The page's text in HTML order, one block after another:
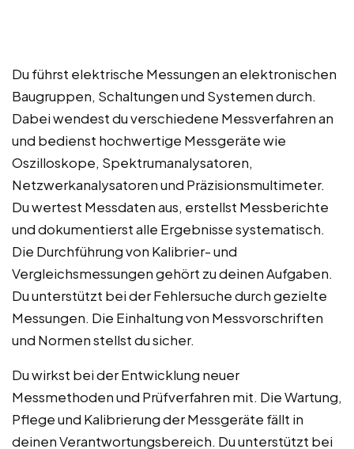
Du führst elektrische Messungen an elektronischen
Baugruppen, Schaltungen und Systemen durch.
Dabei wendest du verschiedene Messverfahren an
und bedienst hochwertige Messgeräte wie
Oszilloskope, Spektrumanalysatoren,
Netzwerkanalysatoren und Präzisionsmultimeter.
Du wertest Messdaten aus, erstellst Messberichte
und dokumentierst alle Ergebnisse systematisch.
Die Durchführung von Kalibrier- und
Vergleichsmessungen gehört zu deinen Aufgaben.
Du unterstützt bei der Fehlersuche durch gezielte
Messungen. Die Einhaltung von Messvorschriften
und Normen stellst du sicher.
Du wirkst bei der Entwicklung neuer
Messmethoden und Prüfverfahren mit. Die Wartung,
Pflege und Kalibrierung der Messgeräte fällt in
deinen Verantwortungsbereich. Du unterstützt bei